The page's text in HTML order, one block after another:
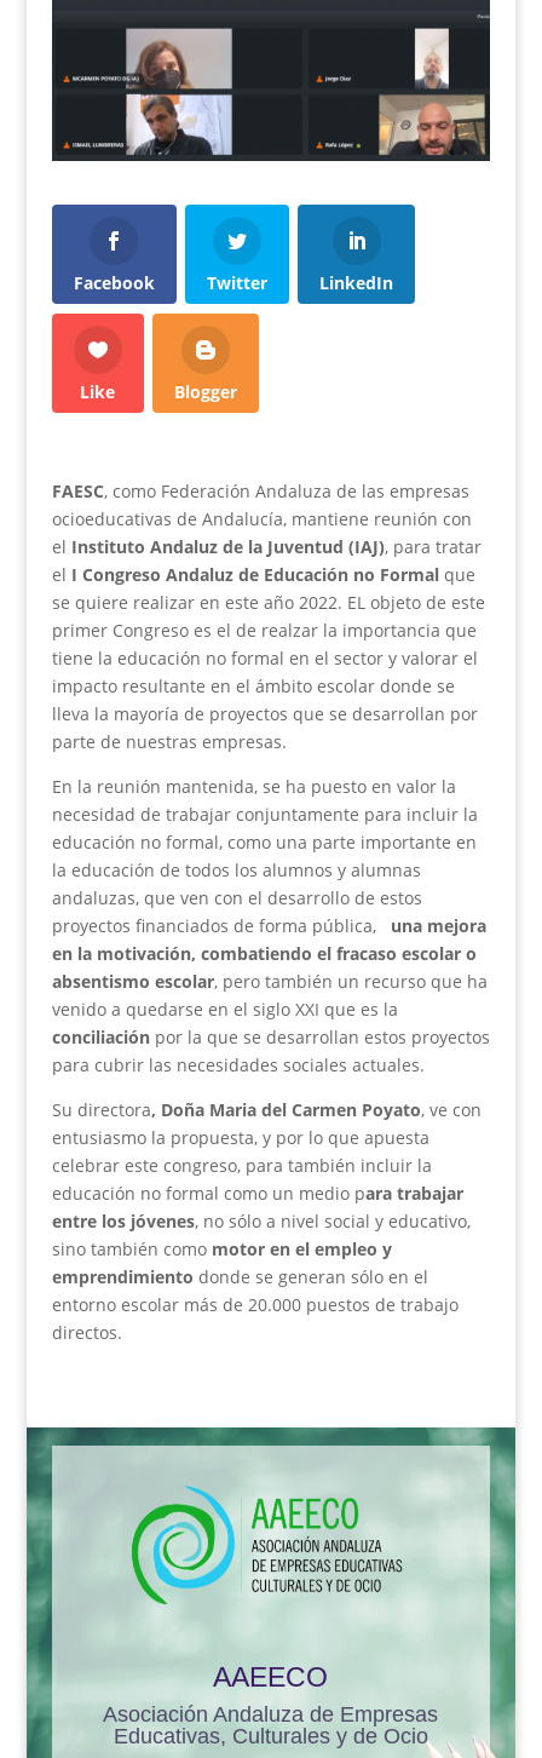
Facebook Twitter LinkedIn
Like Blogger
FAESC, como Federación Andaluza de las empresas
ocioeducativas de Andalucía, mantiene reunión con
el Instituto Andaluz de la Juventud (IAJ), para tratar
el I Congreso Andaluz de Educación no Formal que
se quiere realizar en este año 2022. EL objeto de este
primer Congreso es el de realzar la importancia que
tiene la educación no formal en el sector y valorar el
impacto resultante en el ámbito escolar donde se
lleva la mayoría de proyectos que se desarrollan por
parte de nuestras empresas.
En la reunión mantenida, se ha puesto en valor la
necesidad de trabajar conjuntamente para incluir la
educación no formal, como una parte importante en
la educación de todos los alumnos y alumnas
andaluzas, que ven con el desarrollo de estos
proyectos financiados de forma pública, una mejora
en la motivación, combatiendo el fracaso escolar o
absentismo escolar, pero también un recurso que ha
venido a quedarse en el siglo XXI que es la
conciliación por la que se desarrollan estos proyectos
para cubrir las necesidades sociales actuales.
Su directora, Doña Maria del Carmen Poyato, ve con
entusiasmo la propuesta, y por lo que apuesta
celebrar este congreso, para también incluir la
educación no formal como un medio para trabajar
entre los jóvenes, no sólo a nivel social y educativo,
sino también como motor en el empleo y
emprendimiento donde se generan sólo en el
entorno escolar más de 20.000 puestos de trabajo
directos.
AAEECO
Asociación Andaluza de Empresas
Educativas, Culturales y de Ocio